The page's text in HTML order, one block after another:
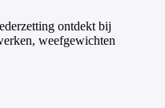
ontdekt bij
weefgewichten